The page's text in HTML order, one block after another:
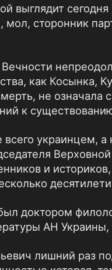
выглядит
сторонник
как Косынка,
не
к
украинцем, а
и
доктором
АН
лишний раз